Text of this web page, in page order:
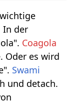
In der
Coagola
Oder es wird
Swami
und detach.